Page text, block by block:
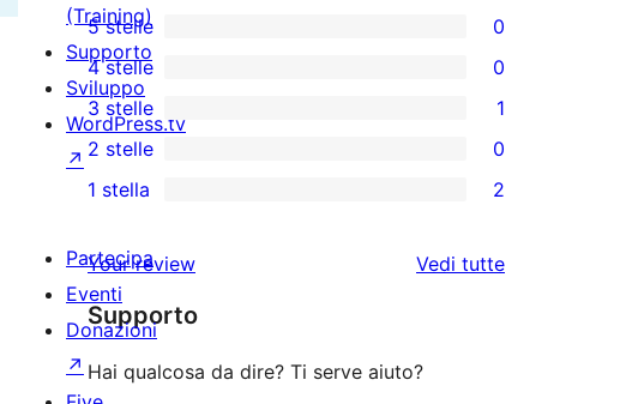
0
recensioni
a
5-
stelle
5 stelle 0
0
recensioni
a
4-
4 stelle 0
1
3-
recensioni
stelle
3 stelle 1
recensioni
2-
stelle
2 stelle 0
a
1-
1 stella 2
Your review Vedi tuttele
Supporto
Hai qualcosa da dire? Ti serve aiuto?
(Training)
Supporto
Sviluppo
WordPress.tv
↗
Partecipa
Eventi
Donazioni
↗